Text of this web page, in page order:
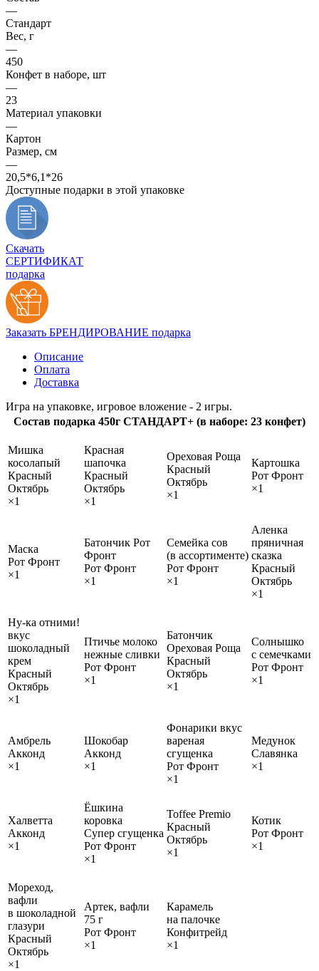
—
Стандарт
Вес, г
—
450
Конфет в наборе, шт
—
23
Материал упаковки
—
Картон
Размер, см
—
20,5*6,1*26
Доступные подарки в этой упаковке
Скачать
СЕРТИФИКАТ
подарка
Заказать БРЕНДИРОВАНИЕ подарка
Описание
Оплата
Доставка
Игра на упаковке, игровое вложение - 2 игры.
Состав подарка 450г СТАНДАРТ+ (в наборе: 23 конфет)
Мишка
косолапый
Красный
Октябрь
×1
Красная
шапочка
Красный
Октябрь
×1
Ореховая Роща
Красный
Октябрь
×1
Картошка
Рот Фронт
×1
Маска
Рот Фронт
×1
Батончик Рот
Фронт
Рот Фронт
×1
Семейка сов
(в ассортименте)
Рот Фронт
×1
Аленка
пряничная
сказка
Красный
Октябрь
×1
Ну-ка отними!
вкус
шоколадный
крем
Красный
Октябрь
×1
Птичье молоко
нежные сливки
Рот Фронт
×1
Батончик
Ореховая Роща
Красный
Октябрь
×1
Солнышко
с семечками
Рот Фронт
×1
Амбрель
Акконд
×1
Шокобар
Акконд
×1
Фонарики вкус
вареная
сгущенка
Рот Фронт
×1
Медунок
Славянка
×1
Халветта
Акконд
×1
Ёшкина
коровка
Супер сгущенка
Рот Фронт
×1
Toffee Premio
Красный
Октябрь
×1
Котик
Рот Фронт
×1
Мореход,
вафли
в шоколадной
глазури
Красный
Октябрь
×1
Артек, вафли
75 г
Рот Фронт
×1
Карамель
на палочке
Конфитрейд
×1